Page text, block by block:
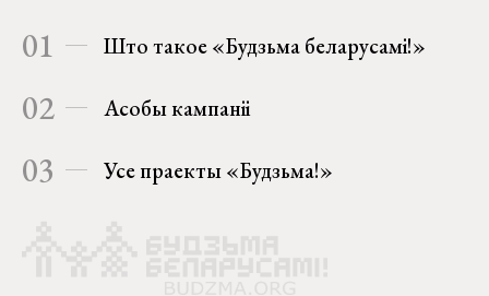
01 Што такое «Будзьма беларусамі!»
02 Асобы кампаніі
03 Усе праекты «Будзьма!»